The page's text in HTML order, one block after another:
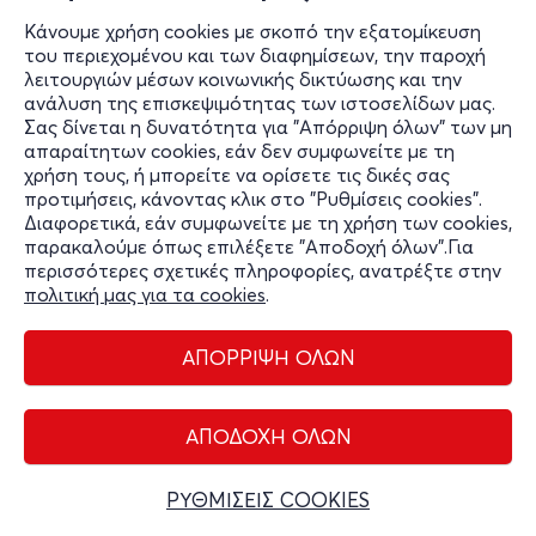
Κάνουμε χρήση cookies με σκοπό την εξατομίκευση
του περιεχομένου και των διαφημίσεων, την παροχή
λειτουργιών μέσων κοινωνικής δικτύωσης και την
ανάλυση της επισκεψιμότητας των ιστοσελίδων μας.
Σας δίνεται η δυνατότητα για "Απόρριψη όλων" των μη
απαραίτητων cookies, εάν δεν συμφωνείτε με τη
χρήση τους, ή μπορείτε να ορίσετε τις δικές σας
προτιμήσεις, κάνοντας κλικ στο "Ρυθμίσεις cookies".
Διαφορετικά, εάν συμφωνείτε με τη χρήση των cookies,
παρακαλούμε όπως επιλέξετε "Αποδοχή όλων".Για
περισσότερες σχετικές πληροφορίες, ανατρέξτε στην
πολιτική μας για τα cookies.
ΑΠΟΡΡΙΨΗ ΟΛΩΝ
ΑΠΟΔΟΧΗ ΟΛΩΝ
ΡΥΘΜΙΣΕΙΣ COOKIES
22:50
Το τέλος της Οδού OAK
Πλατεία Δροσοπούλου, Φιλοθέη
Cine Φιλοθέη - Φιλοθέη, Αττική
από 7€
Εισιτήρια
Δευ, 31/8
Το τέλος της Οδού OAK